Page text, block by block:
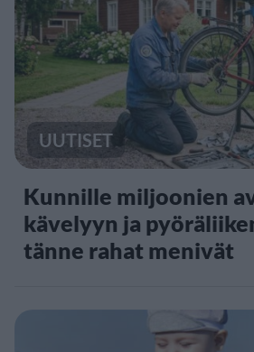
UUTISET
Kunnille miljoonien
kävelyyn ja
tänne rahat menivät